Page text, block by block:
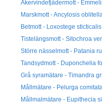
Åkervindefjädermott -
Marskmott - Ancylosis
Betmott - Loxostege sticticalis
Tistelängsmott - Sitochroa
Större nässelmott - Patania
Tandsydmott - Duponchelia
Grå syramätare - Timandra
Mållmätare - Pelurga
Mållmalmätare - Eupithecia